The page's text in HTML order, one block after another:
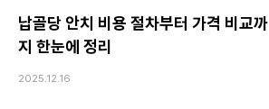
납골당 안치 비용 절차부터 가격 비교까
지 한눈에 정리
2025.12.16